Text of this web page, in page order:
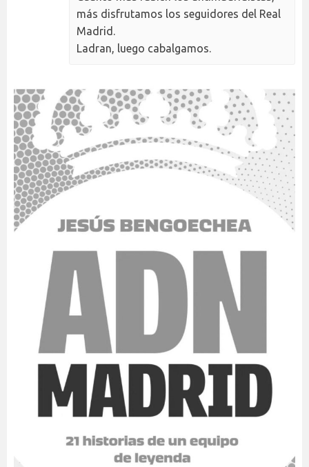
más disfrutamos los seguidores del Real
Madrid.
Ladran, luego cabalgamos.